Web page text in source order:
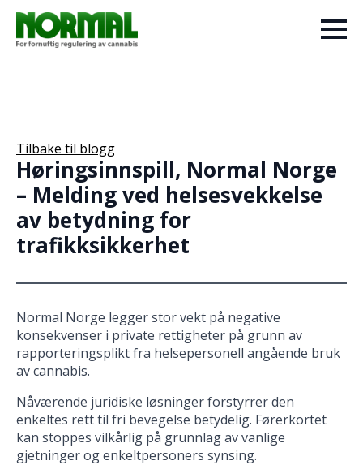
Tilbake til blogg
Høringsinnspill, Normal Norge
– Melding ved helsesvekkelse
av betydning for
trafikksikkerhet
Normal Norge legger stor vekt på negative
konsekvenser i private rettigheter på grunn av
rapporteringsplikt fra helsepersonell angående bruk
av cannabis.
Nåværende juridiske løsninger forstyrrer den
enkeltes rett til fri bevegelse betydelig. Førerkortet
kan stoppes vilkårlig på grunnlag av vanlige
gjetninger og enkeltpersoners synsing.